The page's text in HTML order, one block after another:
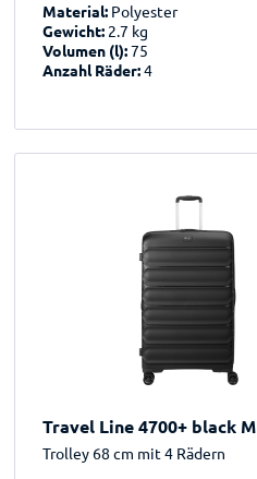
Material: Polyester
Gewicht: 2.7 kg
Volumen (l):75
Anzahl Räder:4
Travel Line 4700+ black M
Trolley 68 cm mit 4 Rädern